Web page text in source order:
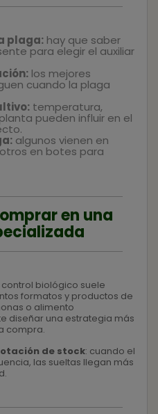
plaga: hay que saber
para elegir el auxiliar
los mejores
cuando la plaga
temperatura,
pueden influir en el
algunos vienen en
en botes para
en una
biológico suele
formatos y productos de
o alimento
diseñar una estrategia más
compra.
de stock: cuando el
las sueltas llegan más